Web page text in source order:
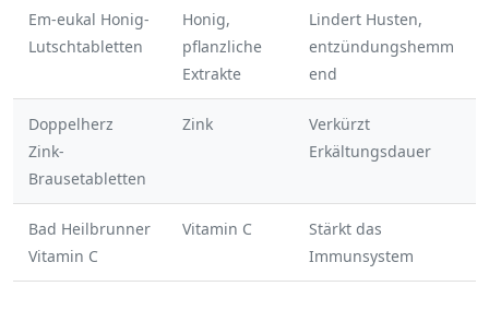
Em-eukal Honig-
Lutschtabletten
Honig,
pflanzliche
Extrakte
Lindert Husten,
entzündungshemm
end
Doppelherz
Zink-
Brausetabletten
Zink
Verkürzt
Erkältungsdauer
Bad Heilbrunner
Vitamin C
Vitamin C
Stärkt das
Immunsystem